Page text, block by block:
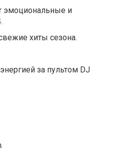
эмоциональные и
хиты сезона.
за пультом DJ